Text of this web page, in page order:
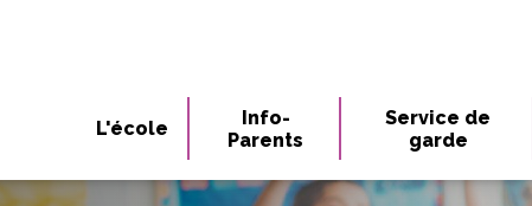
L'école
Info-
Parents
Service de
garde